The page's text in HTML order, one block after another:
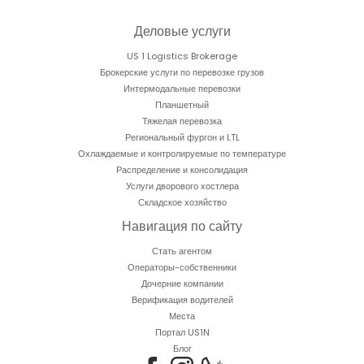
Деловые услуги
US 1 Logistics Brokerage
Брокерские услуги по перевозке грузов
Интермодальные перевозки
Планшетный
Тяжелая перевозка
Региональный фургон и LTL
Охлаждаемые и контролируемые по температуре
Распределение и консолидация
Услуги дворового хостлера
Складское хозяйство
Навигация по сайту
Стать агентом
Операторы-собственники
Дочерние компании
Верификация водителей
Места
Портал US1N
Блог